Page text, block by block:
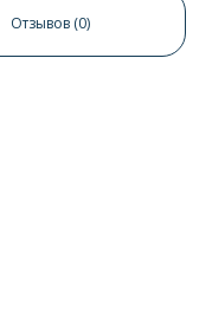
Отзывов (0)